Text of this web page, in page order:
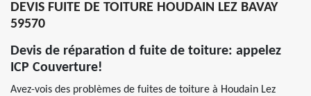
DEVIS FUITE DE TOITURE HOUDAIN LEZ BAVAY
59570
Devis de réparation d fuite de toiture: appelez
ICP Couverture!
Avez-vois des problèmes de fuites de toiture à Houdain Lez